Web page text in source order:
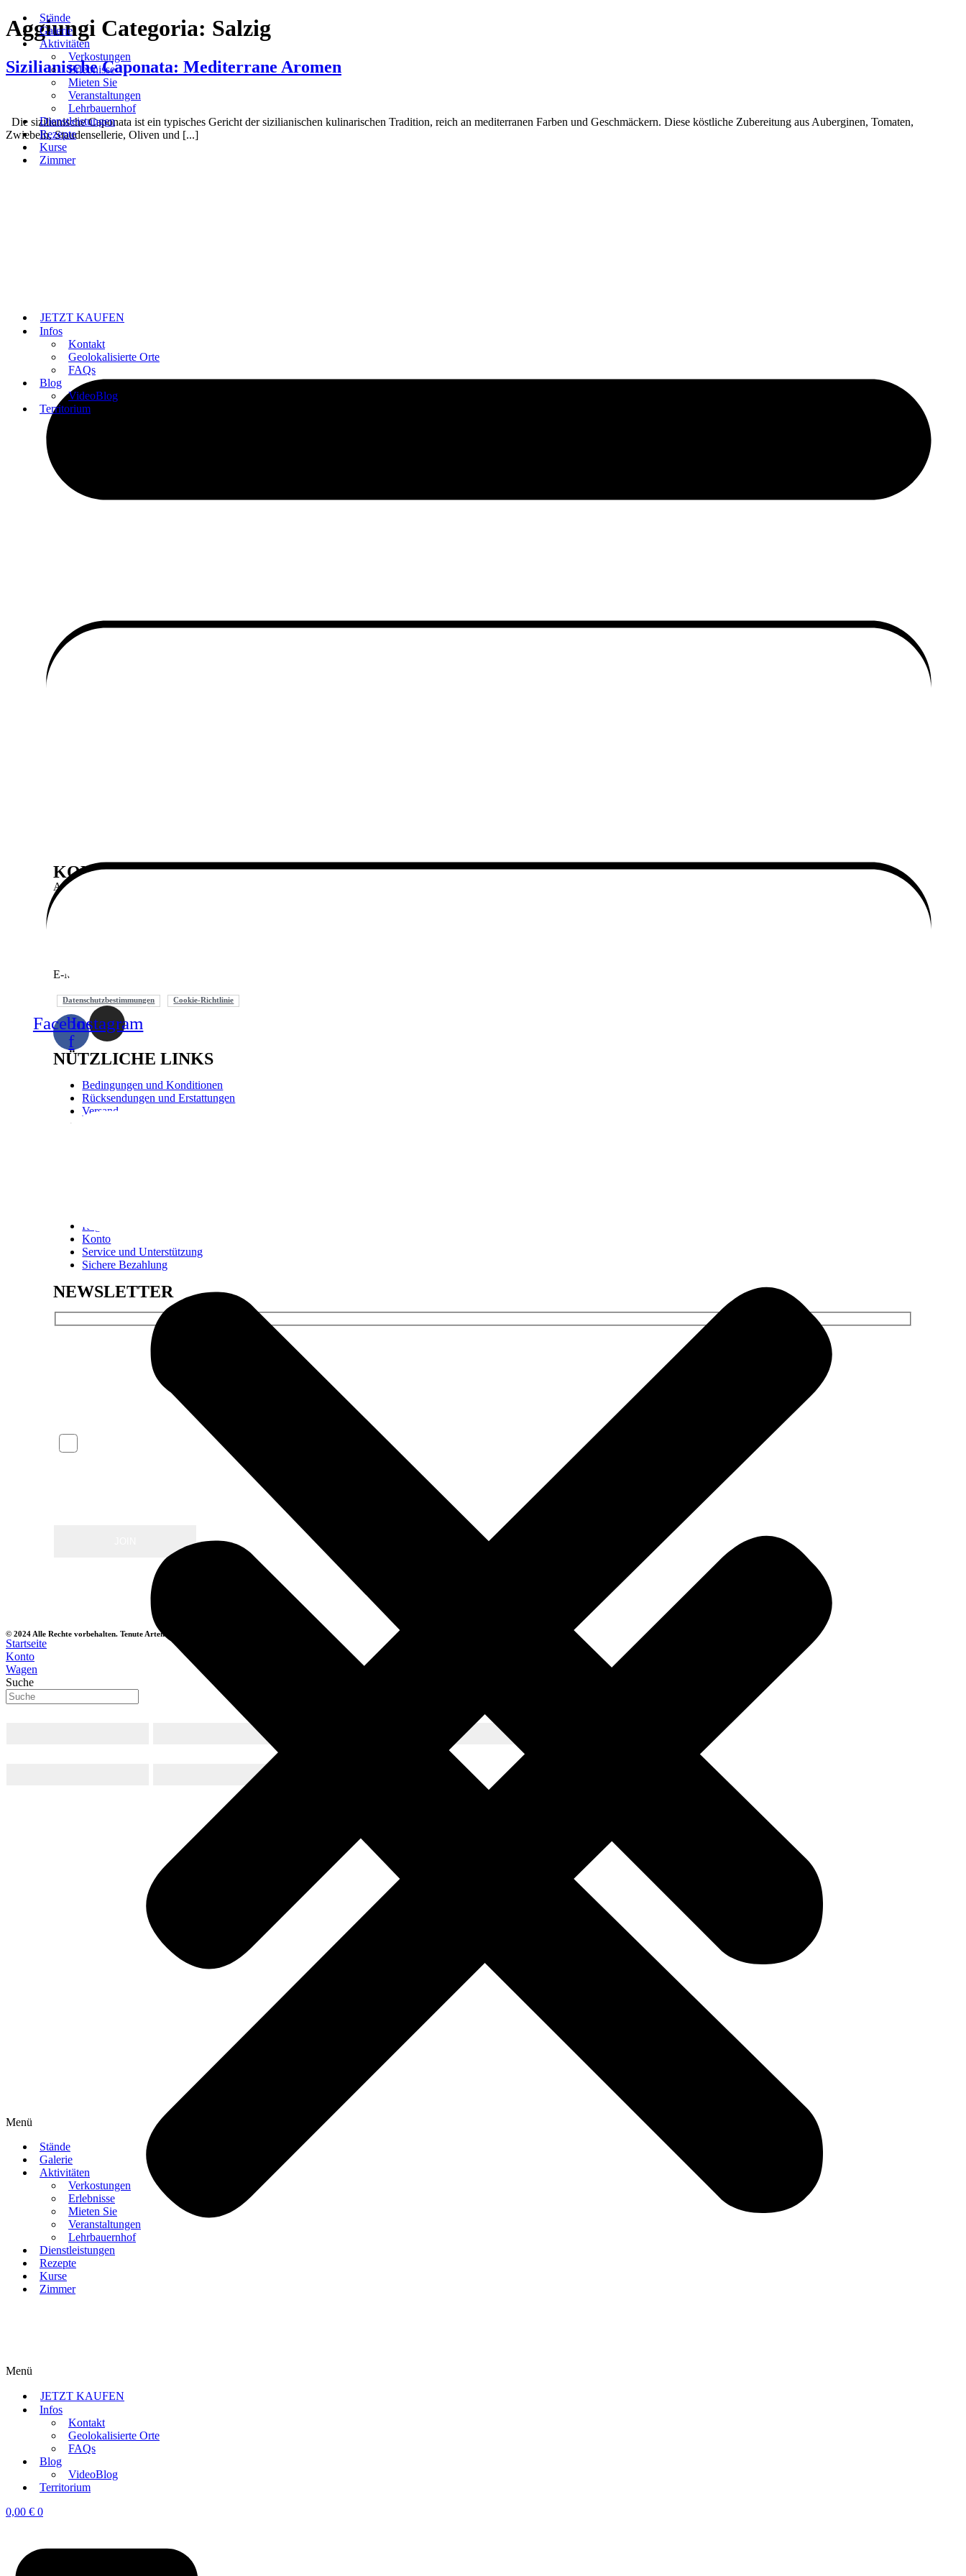
Zum
Inhalt
springen
Stände
Galerie
Aktivitäten
Verkostungen
Erlebnisse
Mieten Sie
Veranstaltungen
Lehrbauernhof
Dienstleistungen
Rezepte
Kurse
Zimmer
Menü
Stände
Galerie
Aktivitäten
Verkostungen
Erlebnisse
Mieten Sie
Veranstaltungen
Lehrbauernhof
Dienstleistungen
Rezepte
Kurse
Zimmer
JETZT KAUFEN
Infos
Kontakt
Geolokalisierte Orte
FAQs
Blog
VideoBlog
Territorium
Menü
JETZT KAUFEN
Infos
Kontakt
Geolokalisierte Orte
FAQs
Blog
VideoBlog
Territorium
0,00 € 0
Aggiungi Categoria: Salzig
Sizilianische Caponata: Mediterrane Aromen
Die sizilianische Caponata ist ein typisches Gericht der sizilianischen kulinarischen Tradition, reich an mediterranen Farben und Geschmäckern. Diese köstliche Zubereitung aus Auberginen, Tomaten,
Zwiebeln, Staudensellerie, Oliven und [...]
KONTAKTE
Artemisia-Siedlungen
E-Mail:
Datenschutzbestimmungen Cookie-Richtlinie
Facebook-
f
Instagram
NÜTZLICHE LINKS
Bedingungen und Konditionen
Rücksendungen und Erstattungen
Versand
Register
Konto
Service und Unterstützung
Sichere Bezahlung
NEWSLETTER
ICH AKZEPTIERE DIE DATENSCHUTZBESTIMMUNGEN
die Bedingungen der Datenschutzpolitik zu lesen
© 2024 Alle Rechte vorbehalten. Tenute Artemisia | MwSt.-Nr.: IT03537740833
Startseite
Konto
Wagen
Suche